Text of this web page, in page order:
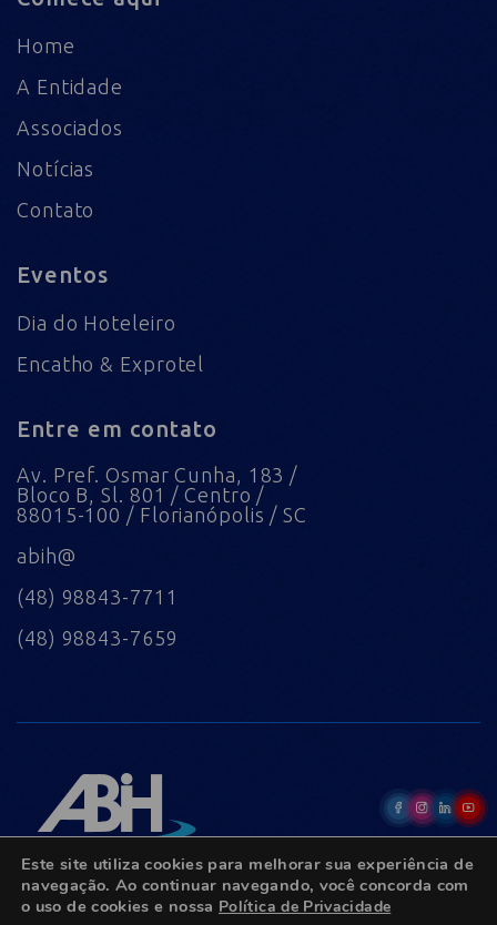
Home
A Entidade
Associados
Notícias
Contato
Eventos
Dia do Hoteleiro
Encatho & Exprotel
Entre em contato
Av. Pref. Osmar Cunha, 183 /
Bloco B, Sl. 801 / Centro /
88015-100 / Florianópolis / SC
abih@
(48) 98843-7711
(48) 98843-7659
Este site utiliza cookies para melhorar sua experiência de
navegação. Ao continuar navegando, você concorda com
o uso de cookies e nossa Política de Privacidade